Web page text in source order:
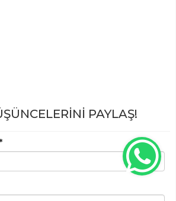
PAYLAŞ!